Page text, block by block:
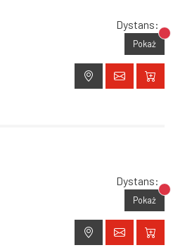
Dystans:
Pokaż
Dystans:
Pokaż